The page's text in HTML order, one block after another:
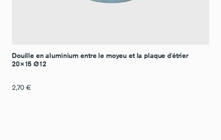
Douille en aluminium entre le moyeu et la plaque d'étrier
20×15 Ø12
2,70 €